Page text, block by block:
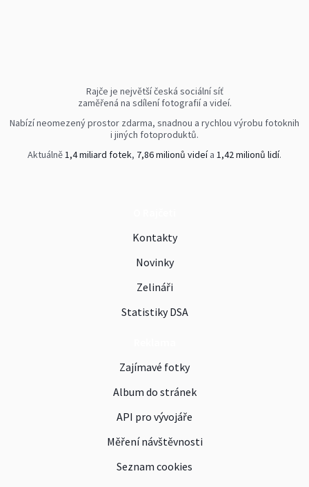
Rajče je největší česká sociální síť
zaměřená na sdílení fotografií a videí.
Nabízí neomezený prostor zdarma, snadnou a rychlou výrobu fotoknih
i jiných fotoproduktů.
Aktuálně1,4 miliard fotek, 7,86 milionů videía 1,42 milionů lidí.
Kontakty
Novinky
Zelináři
Statistiky DSA
Zajímavé fotky
Album do stránek
API pro vývojáře
Měření návštěvnosti
Seznam cookies